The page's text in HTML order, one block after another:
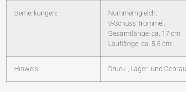
Bemerkungen:
Nummerngleich.
9-Schuss Trommel.
Gesamtlänge: ca. 17 cm
Lauflänge: ca. 5,5 cm
Hinweis: Druck-, Lager- und